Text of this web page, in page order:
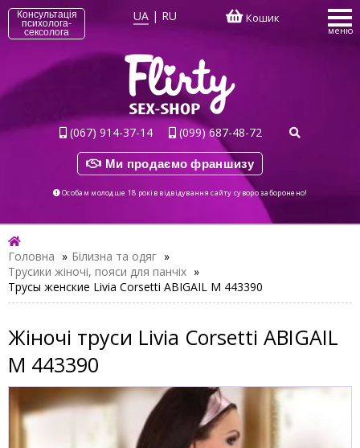
Консультація
психолога-
сексолога
UA | RU Кошик
меню
(067) 914-37-14 (099) 687-48-72
Ми продаємо франшизу
Особам молодше 18 років відвідування сайту суворо заборонено!
Головна » Білизна та одяг »
Трусики жіночі, пояси для панчіх »
Трусы женские Livia Corsetti ABIGAIL M 443390
Жіночі труси Livia Corsetti ABIGAIL
M 443390